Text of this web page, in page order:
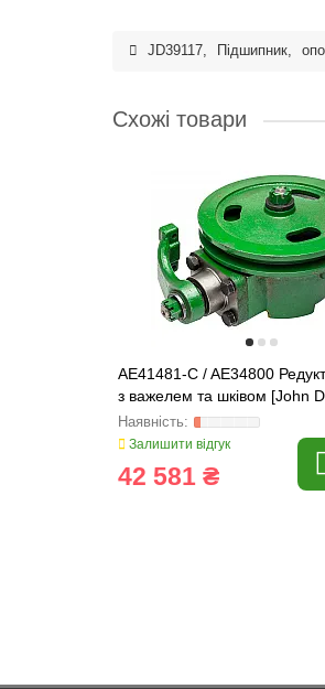
JD39117, Підшипник,
Схожі товари
AE41481-C / AE34800
з важелем та шківом [John
Залишити відгук
42 581 ₴